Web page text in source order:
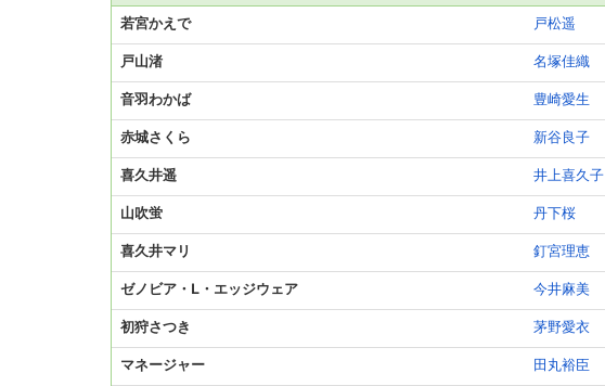
若宮かえで 戸松遥
戸山渚 名塚佳織
音羽わかば 豊崎愛生
赤城さくら 新谷良子
喜久井遥 井上喜久子
山吹蛍 丹下桜
喜久井マリ 釘宮理恵
ゼノビア・L・エッジウェア 今井麻美
初狩さつき 茅野愛衣
マネージャー 田丸裕臣